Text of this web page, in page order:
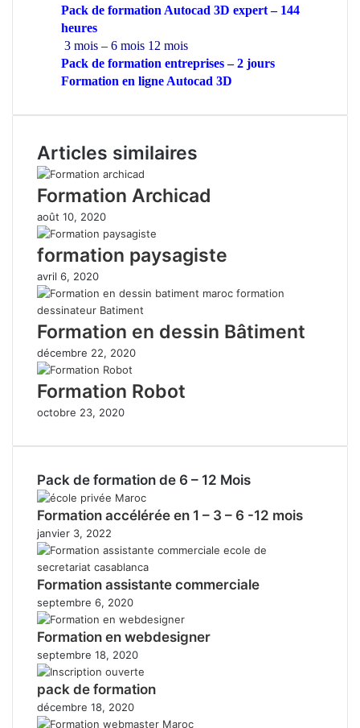
Pack de formation Autocad 3D expert – 144
heures
3 mois – 6 mois 12 mois
Pack de formation entreprises– 2 jours
Formation en ligne Autocad 3D
Articles similaires
Formation Archicad
août 10, 2020
formation paysagiste
avril 6, 2020
Formation en dessin Bâtiment
décembre 22, 2020
Formation Robot
octobre 23, 2020
Pack de formation de 6 – 12 Mois
Formation accélérée en 1 – 3 – 6 -12 mois
janvier 3, 2022
Formation assistante commerciale
septembre 6, 2020
Formation en webdesigner
septembre 18, 2020
pack de formation
décembre 18, 2020